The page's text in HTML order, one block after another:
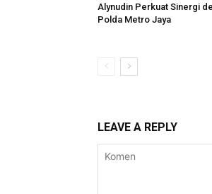
Alynudin Perkuat Sinergi
Polda Metro Jaya
LEAVE A REPLY